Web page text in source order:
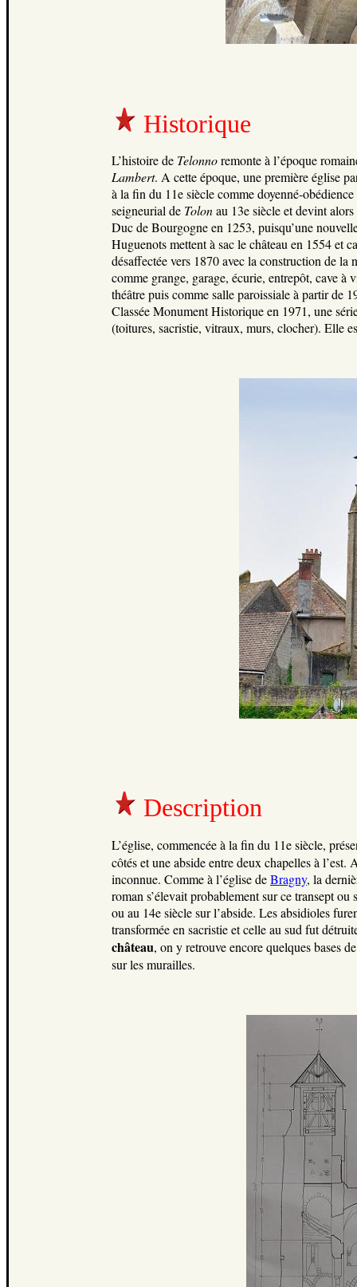
Historique
L’histoire de Telonnoremonte à l’époque
Lambert. A cette époque, une première église
à la fin du 11e siècle comme doyenné-
seigneurial de Tolonau 13e siècle et devint
Duc de Bourgogne en 1253, puisqu’une
Huguenots mettent à sac le château en 1554 et
désaffectée vers 1870 avec la construction de
comme grange, garage, écurie, entrepôt, cave
théâtre puis comme salle paroissiale à partir de
Classée Monument Historique en 1971, une
(toitures, sacristie, vitraux, murs, clocher). Elle
Description
L’église, commencée à la fin du 11e siècle,
côtés et une abside entre deux chapelles à
inconnue. Comme à l’église deBragny, la
roman s’élevait probablement sur ce transept
ou au 14e siècle sur l’abside. Les absidioles
transformée en sacristie et celle au sud fut
château, on y retrouve encore quelques bases
sur les murailles.